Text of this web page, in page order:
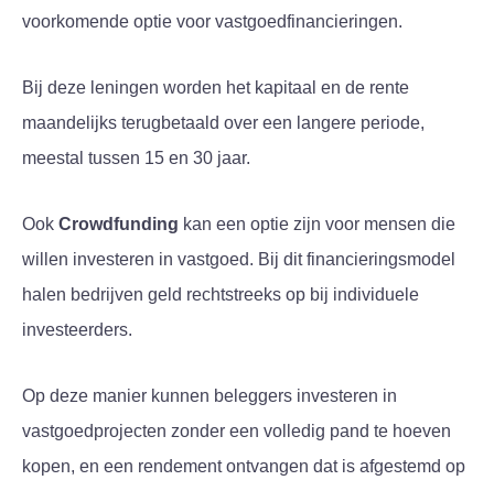
voorkomende optie voor vastgoedfinancieringen.
Bij deze leningen worden het kapitaal en de rente
maandelijks terugbetaald over een langere periode,
meestal tussen 15 en 30 jaar.
Ook Crowdfunding kan een optie zijn voor mensen die
willen investeren in vastgoed. Bij dit financieringsmodel
halen bedrijven geld rechtstreeks op bij individuele
investeerders.
Op deze manier kunnen beleggers investeren in
vastgoedprojecten zonder een volledig pand te hoeven
kopen, en een rendement ontvangen dat is afgestemd op